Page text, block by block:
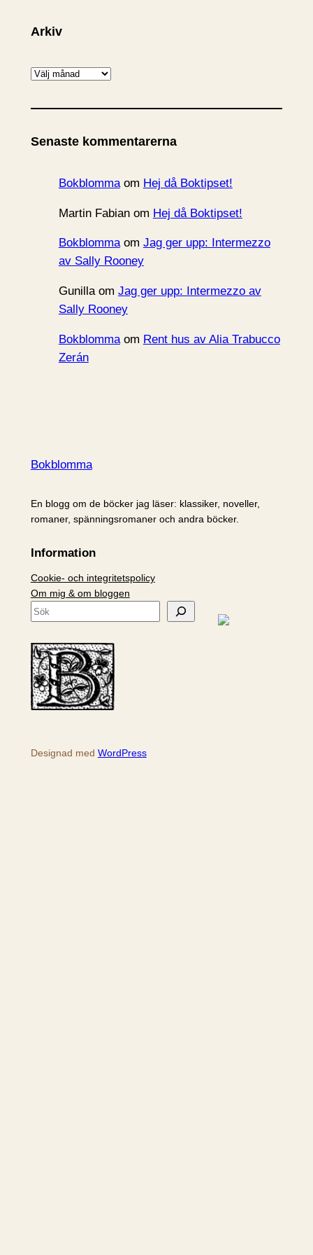
Arkiv
A
k
v
Senaste kommentarerna
Bokblommaom Hej då Boktipset!
Martin Fabianom Hej då Boktipset!
Bokblommaom Jag ger upp: Intermezzo
av Sally Rooney
Gunillaom Jag ger upp: Intermezzo av
Sally Rooney
Bokblommaom Rent hus av Alia Trabucco
Zerán
Bokblomma
En blogg om de böcker jag läser: klassiker, noveller,
romaner, spänningsromaner och andra böcker.
Information
Cookie- och integritetspolicy
Om mig & om bloggen
S
k
Designad med WordPress